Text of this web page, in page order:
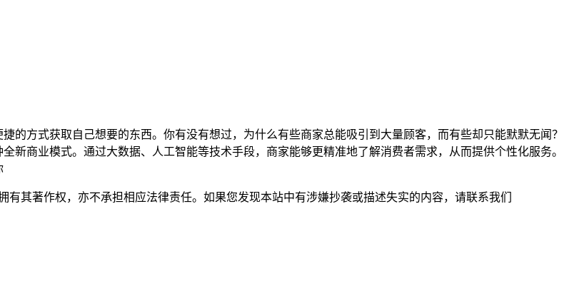
的方式获取自己想要的东西。你有没有想过，为什么有些商家总能吸引到大量顾客，而有些却只能默默无闻？
新商业模式。通过大数据、人工智能等技术手段，商家能够更精准地了解消费者需求，从而提供个性化服务。
其著作权，亦不承担相应法律责任。如果您发现本站中有涉嫌抄袭或描述失实的内容，请联系我们